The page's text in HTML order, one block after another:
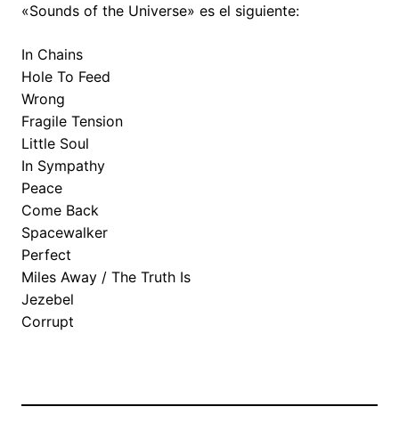
«Sounds of the Universe» es el siguiente:
In Chains
Hole To Feed
Wrong
Fragile Tension
Little Soul
In Sympathy
Peace
Come Back
Spacewalker
Perfect
Miles Away / The Truth Is
Jezebel
Corrupt